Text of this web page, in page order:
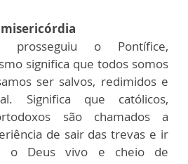
o Pontífice,
significa que todos somos
ser salvos, redimidos e
Significa que católicos,
são chamados a
de sair das trevas e ir
o Deus vivo e cheio de